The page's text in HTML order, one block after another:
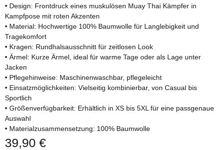
• Design: Frontdruck eines muskulösen Muay Thai Kämpfer in
Kampfpose mit roten Akzenten
• Material: Hochwertige 100% Baumwolle für Langlebigkeit und
Tragekomfort
• Kragen: Rundhalsausschnitt für zeitlosen Look
• Ärmel: Kurze Ärmel, ideal für warme Tage oder als Lage unter
Jacken
• Pflegehinweise: Maschinenwaschbar, pflegeleicht
• Einsatzmöglichkeiten: Vielseitig kombinierbar, von Casual bis
Sportlich
• Größenverfügbarkeit: Erhältlich in XS bis 5XL für eine passgenaue
Auswahl
• Materialzusammensetzung: 100% Baumwolle
39,90 €